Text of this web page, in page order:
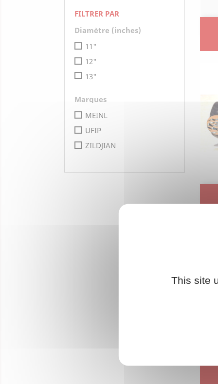
FILTRER PAR
Diamètre (inches)
11"
12"
13"
Marques
MEINL
UFIP
ZILDJIAN
This site